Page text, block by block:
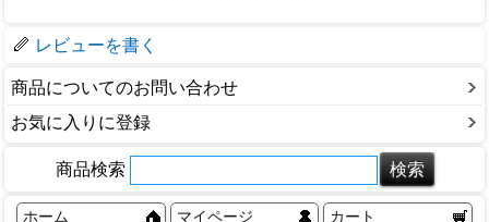
レビューを書く
商品についてのお問い合わせ
お気に入りに登録
商品検索
ホーム マイページ カート